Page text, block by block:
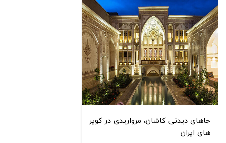
جاهای دیدنی کاشان، مرواریدی در کویر
های ایران